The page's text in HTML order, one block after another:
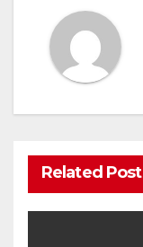
Related Post